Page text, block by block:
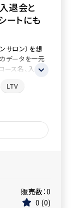
退会と
ートにも
サロン）を想
データを一元
ース名、入会
LTV
販売数：0
0 0